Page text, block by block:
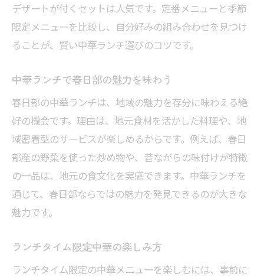
デザートが付くセットは人気です。定番メニューと季節
限定メニューを比較し、自分好みの組み合わせを見つけ
ることが、賢い中華ランチ選びのコツです。
中華ランチで春日部の魅力を味わう
春日部の中華ランチは、地域の魅力を存分に味わえる絶
好の機会です。理由は、地元食材を活かした料理や、地
域密着型のサービスが楽しめるからです。例えば、春日
部産の野菜を使った炒め物や、昔ながらの味付けが特徴
の一品は、地元の食文化を実感できます。中華ランチを
通じて、春日部ならではの魅力を発見できるのが大きな
魅力です。
ランチタイム限定中華の楽しみ方
ランチタイム限定の中華メニューを楽しむには、事前に